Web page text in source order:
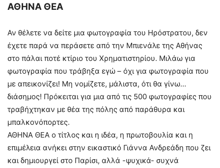
ΑΘΗΝΑ ΘΕΑ
Αν θέλετε να δείτε μια φωτογραφία του Ηρόστρατου, δεν
έχετε παρά να περάσετε από την Μπιενάλε της Αθήνας
στο πάλαι ποτέ κτίριο του Χρηματιστηρίου. Μιλάω για
φωτογραφία που τράβηξα εγώ – όχι για φωτογραφία που
με απεικονίζει! Μη νομίζετε, μάλιστα, ότι θα γίνω…
διάσημος! Πρόκειται για μια από τις 500 φωτογραφίες που
τραβήχτηκαν με θέα της πόλης από παράθυρα και
μπαλκονόπορτες.
ΑΘΗΝΑ ΘΕΑ ο τίτλος και η ιδέα, η πρωτοβουλία και η
επιμέλεια ανήκει στην εικαστικό Γιάννα Ανδρεάδη που ζει
και δημιουργεί στο Παρίσι, αλλά -ψυχικά- συχνά